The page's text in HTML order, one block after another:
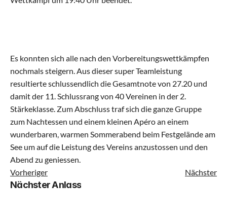
Es konnten sich alle nach den Vorbereitungswettkämpfen
nochmals steigern. Aus dieser super Teamleistung
resultierte schlussendlich die Gesamtnote von 27.20 und
damit der 11. Schlussrang von 40 Vereinen in der 2.
Stärkeklasse. Zum Abschluss traf sich die ganze Gruppe
zum Nachtessen und einem kleinen Apéro an einem
wunderbaren, warmen Sommerabend beim Festgelände am
See um auf die Leistung des Vereins anzustossen und den
Abend zu geniessen.
Vorheriger
Nächster
Nächster Anlass